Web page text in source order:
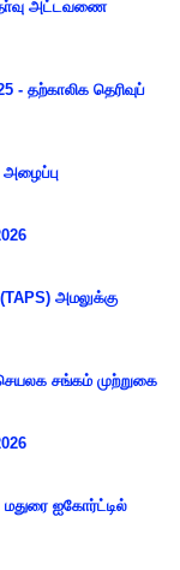
அட்டவணை
- தற்காலிக தெரிவுப்
அழைப்பு
அமலுக்கு
செயலக சங்கம் முற்றுகை
ஐகோர்ட்டில்